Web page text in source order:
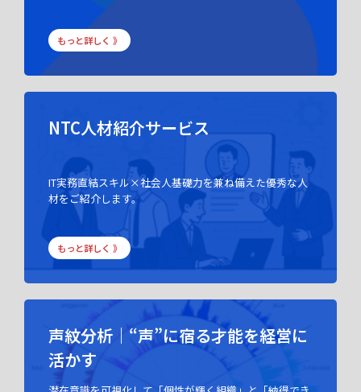
もっと詳しく 》
NTC人材紹介サービス
IT実務直結スキル×社会人基礎力を兼ね備えた優秀な人
材をご紹介します。
もっと詳しく 》
声紋分析｜“声”に宿る才能を経営に
活かす